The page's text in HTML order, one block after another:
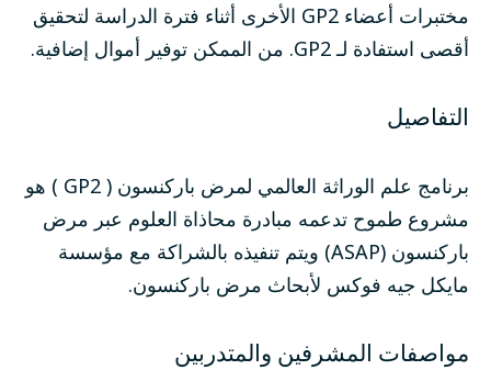
مختبرات أعضاء GP2 الأخرى أثناء فترة الدراسة لتحقيق
أقصى استفادة لـ GP2. من الممكن توفير أموال إضافية.
التفاصيل
برنامج علم الوراثة العالمي لمرض باركنسون ( GP2 ) هو
مشروع طموح تدعمه مبادرة محاذاة العلوم عبر مرض
باركنسون (ASAP) ويتم تنفيذه بالشراكة مع مؤسسة
مايكل جيه فوكس لأبحاث مرض باركنسون.
مواصفات المشرفين والمتدربين